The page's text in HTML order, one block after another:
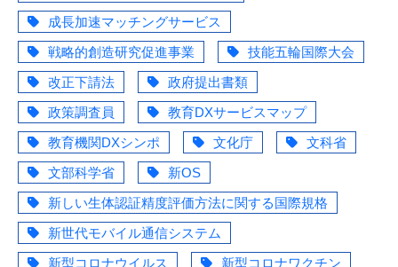
成長加速マッチングサービス
戦略的創造研究促進事業
技能五輪国際大会
改正下請法
政府提出書類
政策調査員
教育DXサービスマップ
教育機関DXシンポ
文化庁
文科省
文部科学省
新OS
新しい生体認証精度評価方法に関する国際規格
新世代モバイル通信システム
新型コロナウイルス
新型コロナワクチン